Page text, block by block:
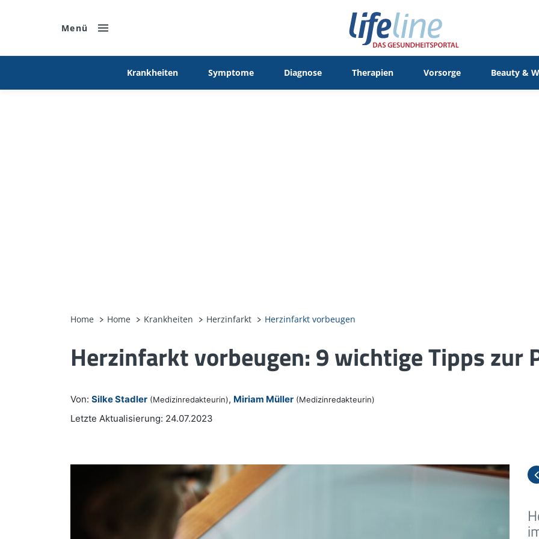
Menü
Krankheiten Symptome Diagnose Therapien Vorsorge Beauty &
Home Home Krankheiten Herzinfarkt Herzinfarkt vorbeugen
Herzinfarkt vorbeugen: 9 wichtige Tipps zur
Von: Silke Stadler (Medizinredakteurin), Miriam Müller (Medizinredakteurin)
Letzte Aktualisierung: 24.07.2023